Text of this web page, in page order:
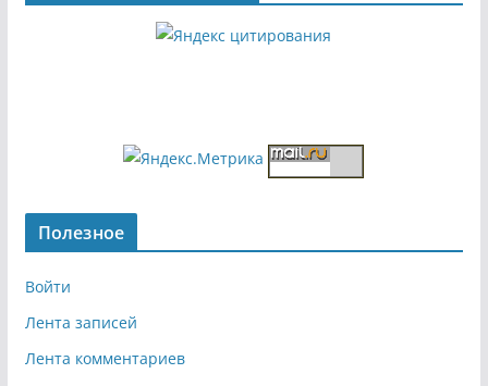
Полезное
Войти
Лента записей
Лента комментариев